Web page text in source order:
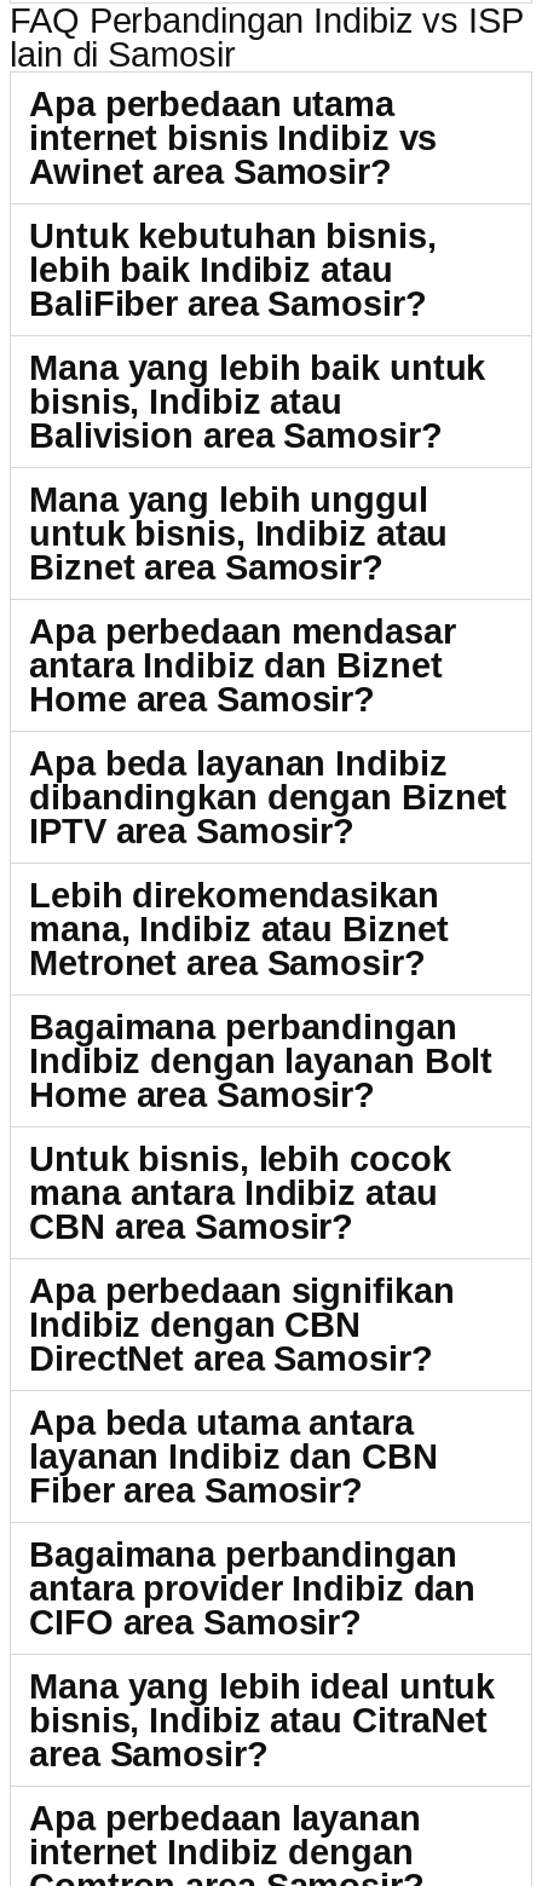
FAQ Perbandingan Indibiz vs ISP
lain di Samosir
Apa perbedaan utama
internet bisnis Indibiz vs
Awinet area Samosir?
Untuk kebutuhan bisnis,
lebih baik Indibiz atau
BaliFiber area Samosir?
Mana yang lebih baik untuk
bisnis, Indibiz atau
Balivision area Samosir?
Mana yang lebih unggul
untuk bisnis, Indibiz atau
Biznet area Samosir?
Apa perbedaan mendasar
antara Indibiz dan Biznet
Home area Samosir?
Apa beda layanan Indibiz
dibandingkan dengan Biznet
IPTV area Samosir?
Lebih direkomendasikan
mana, Indibiz atau Biznet
Metronet area Samosir?
Bagaimana perbandingan
Indibiz dengan layanan Bolt
Home area Samosir?
Untuk bisnis, lebih cocok
mana antara Indibiz atau
CBN area Samosir?
Apa perbedaan signifikan
Indibiz dengan CBN
DirectNet area Samosir?
Apa beda utama antara
layanan Indibiz dan CBN
Fiber area Samosir?
Bagaimana perbandingan
antara provider Indibiz dan
CIFO area Samosir?
Mana yang lebih ideal untuk
bisnis, Indibiz atau CitraNet
area Samosir?
Apa perbedaan layanan
internet Indibiz dengan